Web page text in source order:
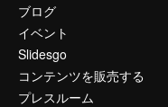
ブログ
イベント
Slidesgo
コンテンツを販売する
プレスルーム